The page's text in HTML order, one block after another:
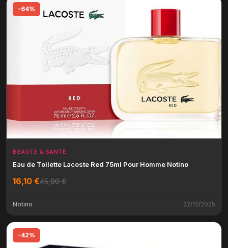
-64%
BEAUTÉ & SANTÉ
Eau de Toilette Lacoste Red 75ml Pour Homme Notino
16,10 €45,00 €
Notino 22/12/2025
-42%